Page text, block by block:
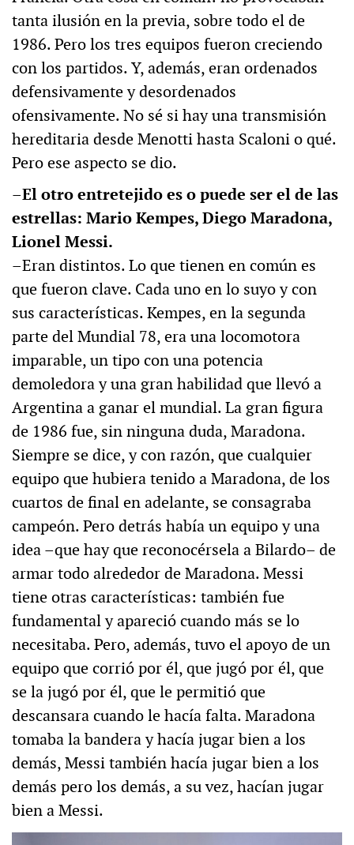
tanta ilusión en la previa, sobre todo el de
1986. Pero los tres equipos fueron creciendo
con los partidos. Y, además, eran ordenados
defensivamente y desordenados
ofensivamente. No sé si hay una transmisión
hereditaria desde Menotti hasta Scaloni o qué.
Pero ese aspecto se dio.
–El otro entretejido es o puede ser el de las
estrellas: Mario Kempes, Diego Maradona,
Lionel Messi.
–Eran distintos. Lo que tienen en común es
que fueron clave. Cada uno en lo suyo y con
sus características. Kempes, en la segunda
parte del Mundial 78, era una locomotora
imparable, un tipo con una potencia
demoledora y una gran habilidad que llevó a
Argentina a ganar el mundial. La gran figura
de 1986 fue, sin ninguna duda, Maradona.
Siempre se dice, y con razón, que cualquier
equipo que hubiera tenido a Maradona, de los
cuartos de final en adelante, se consagraba
campeón. Pero detrás había un equipo y una
idea –que hay que reconocérsela a Bilardo– de
armar todo alrededor de Maradona. Messi
tiene otras características: también fue
fundamental y apareció cuando más se lo
necesitaba. Pero, además, tuvo el apoyo de un
equipo que corrió por él, que jugó por él, que
se la jugó por él, que le permitió que
descansara cuando le hacía falta. Maradona
tomaba la bandera y hacía jugar bien a los
demás, Messi también hacía jugar bien a los
demás pero los demás, a su vez, hacían jugar
bien a Messi.